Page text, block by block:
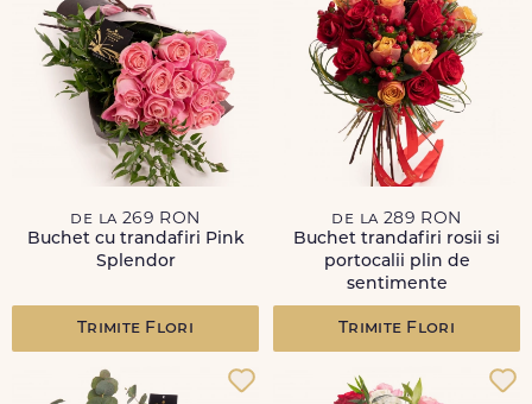
de la 269 RON
Buchet cu trandafiri Pink
Splendor
Trimite Flori
de la 289 RON
Buchet trandafiri rosii si
portocalii plin de
sentimente
Trimite Flori